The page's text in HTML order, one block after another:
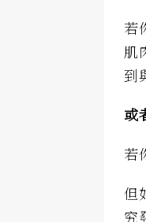
若
肌
到
或
若
但
究